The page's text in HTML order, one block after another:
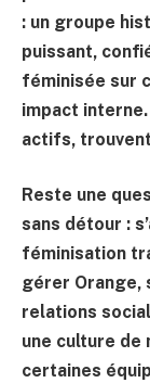
: un groupe
puissant,
féminisée sur
impact
actifs,
Reste une
sans détour :
féminisation
gérer Orange,
relations
une culture de
certaines